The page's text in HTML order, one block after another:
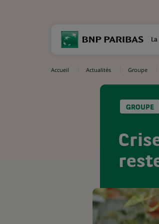
Accueil Actualités Groupe
GROUPE